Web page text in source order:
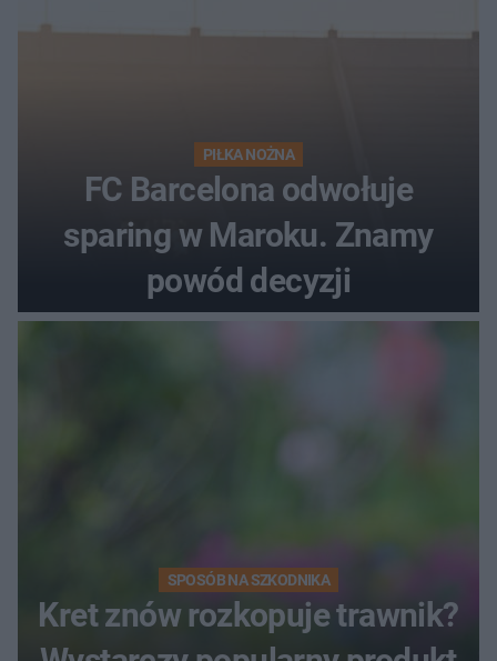
PIŁKA NOŻNA
FC Barcelona odwołuje
sparing w Maroku. Znamy
powód decyzji
SPOSÓB NA SZKODNIKA
Kret znów rozkopuje trawnik?